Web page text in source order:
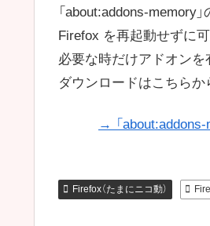
「about:addons-memory
Firefox を再起動せずに
必要な時だけアドオン
ダウンロードはこちらか
→ 「
Firefox（たまにニコ動）